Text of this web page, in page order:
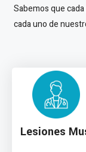
Sabemos que
cada uno de
Lesiones